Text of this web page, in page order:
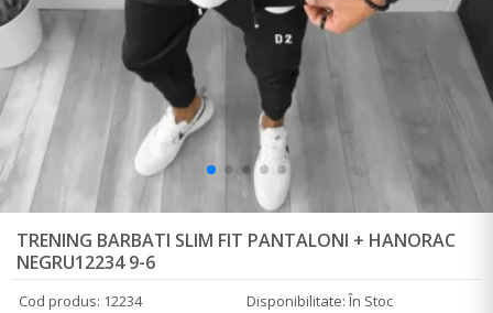
TRENING BARBATI SLIM FIT PANTALONI + HANORAC
NEGRU12234 9-6
Cod produs: 12234 Disponibilitate: În Stoc